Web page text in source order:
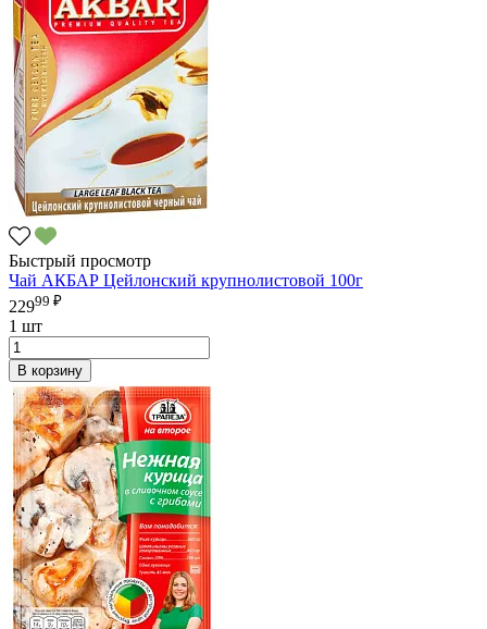
Быстрый просмотр
Чай АКБАР Цейлонский крупнолистовой 100г
22999 ₽
1 шт
В корзину